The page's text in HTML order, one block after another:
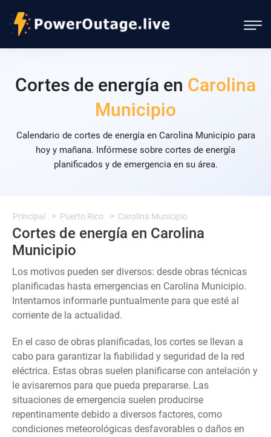
Cortes de energía en Carolina
Municipio
Calendario de cortes de energía en Carolina Municipio para
hoy y mañana. Infórmese sobre cortes de energía
planificados y de emergencia en su área.
Principal Puerto Rico Carolina Municipio
Cortes de energía en Carolina
Municipio
Los motivos pueden ser diversos: desde obras técnicas
planificadas hasta emergencias en Carolina Municipio.
Intentamos informarle puntualmente para que esté al
corriente de la actualidad.
En el caso de obras planificadas, los cortes se llevan a
cabo para garantizar la fiabilidad y seguridad de la red
eléctrica. Estas obras suelen planificarse con antelación y
le avisaremos para que pueda prepararse. Las
situaciones de emergencia suelen producirse
repentinamente debido a diversos factores, como
condiciones meteorológicas desfavorables o daños en